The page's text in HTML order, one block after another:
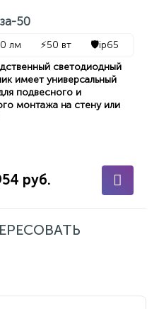
50
лм ⚡50 вт 🛡️ip65
светодиодный
имеет универсальный
подвесного и
монтажа на стену или
руб.